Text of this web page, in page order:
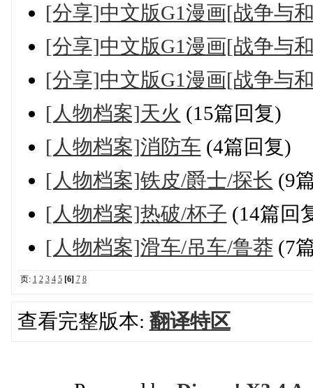
[分享]中文版G1漫画[战争与
[分享]中文版G1漫画[战争与
[分享]中文版G1漫画[战争与
[人物档案]天火 (15篇回复)
[人物档案]消防车 (4篇回复)
[人物档案]铁皮/爵士/探长 (9
[人物档案]热破/杯子 (14篇回
[人物档案]滑车/吊车/鲁莽 (7
页: 1 2 3 4 5 [6] 7 8
查看完整版本: 翻译特区